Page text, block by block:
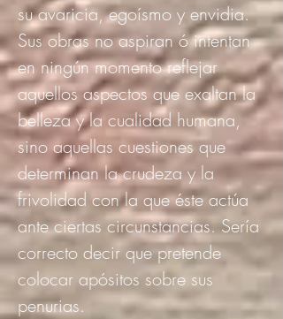
su avaricia, egoísmo y envidia.
Sus obras no aspiran ó intentan
en ningún momento reflejar
aquellos aspectos que exaltan la
belleza y la cualidad humana,
sino aquellas cuestiones que
determinan la crudeza y la
frivolidad con la que éste actúa
ante ciertas circunstancias. Sería
correcto decir que pretende
colocar apósitos sobre sus
penurias.